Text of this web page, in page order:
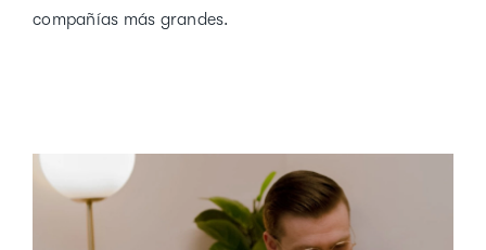
compañías más grandes.